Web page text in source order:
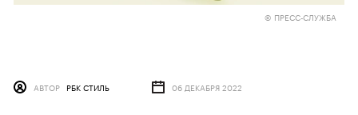
© ПРЕСС-СЛУЖБА
АВТОР РБК СТИЛЬ 06 ДЕКАБРЯ 2022